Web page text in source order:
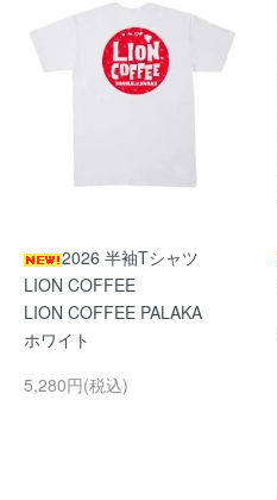
2026 半袖Tシャツ
LION COFFEE
LION COFFEE PALAKA
ホワイト
5,280円(税込)